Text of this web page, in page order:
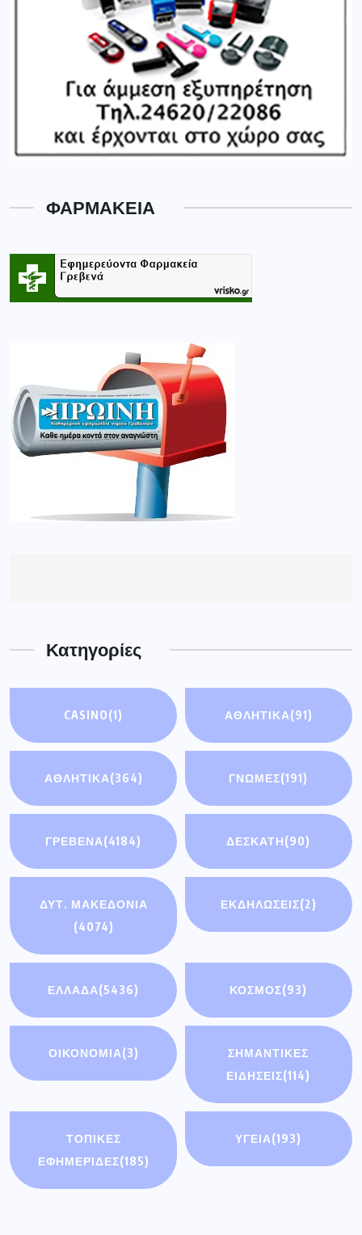
ΦΑΡΜΑΚΕΙΑ
Κατηγορίες
CASINO(1) ΑΘΛΗΤΙΚΆ(91)
ΑΘΛΗΤΙΚΑ(364) ΓΝΩΜΕΣ(191)
ΓΡΕΒΕΝΑ(4184) ΔΕΣΚΑΤΗ(90)
ΔΥΤ. ΜΑΚΕΔΟΝΙΑ
(4074)
ΕΚΔΗΛΩΣΕΙΣ(2)
ΕΛΛΑΔΑ(5436) ΚΟΣΜΟΣ(93)
ΟΙΚΟΝΟΜΊΑ(3)
ΣΗΜΑΝΤΙΚΈΣ
ΕΙΔΉΣΕΙΣ(114)
ΤΟΠΙΚΕΣ
ΕΦΗΜΕΡΙΔΕΣ(185)
ΥΓΕΙΑ(193)